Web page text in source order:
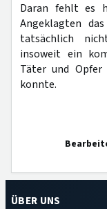
Daran fehlt es
Angeklagten
tatsächlich
insoweit ein
Täter und
konnte.
ÜBER UNS